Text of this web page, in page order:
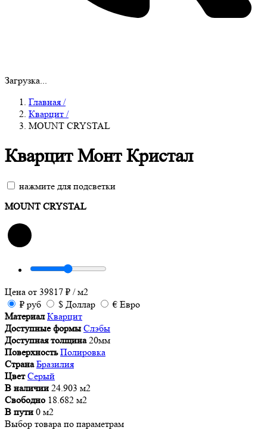
Загрузка...
Главная /
Кварцит /
MOUNT CRYSTAL
Кварцит Монт Кристал
нажмите для подсветки
MOUNT CRYSTAL
Цена от 39817 ₽ / м2
₽ руб $ Доллар € Евро
Материал Кварцит
Доступные формы Слэбы
Доступная толщина 20мм
Поверхность Полировка
Страна Бразилия
Цвет Серый
В наличии 24.903 м2
Свободно 18.682 м2
В пути 0 м2
Выбор товара по параметрам